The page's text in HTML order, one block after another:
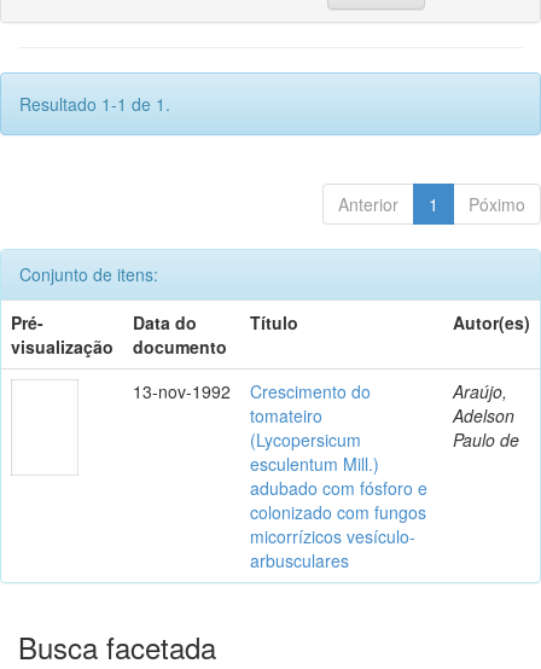
Resultado 1-1 de 1.
Anterior 1 Póximo
Conjunto de itens:
Pré-
visualização
Data do
documento
Título Autor(es)
13-nov-1992
Crescimento do
tomateiro
(Lycopersicum
esculentum Mill.)
adubado com fósforo e
colonizado com fungos
micorrízicos vesículo-
arbusculares
Araújo,
Adelson
Paulo de
Busca facetada